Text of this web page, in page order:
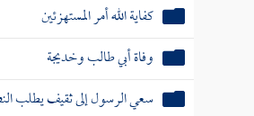
كفاية الله أمر المستهزئين
وفاة أبي طالب وخديجة
سعي الرسول إلى ثقيف يطلب